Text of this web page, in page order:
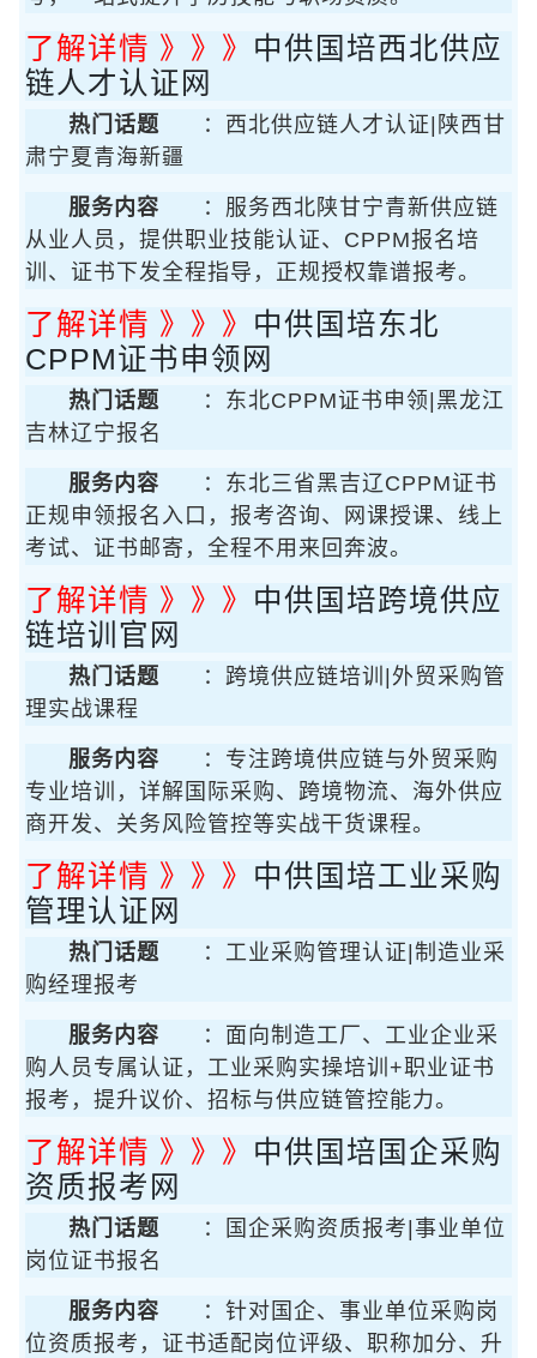
了解详情 》》》 中供国培西北供应
链人才认证网
热门话题
：西北供应链人才认证|陕西甘
肃宁夏青海新疆
服务内容
：服务西北陕甘宁青新供应链
从业人员，提供职业技能认证、CPPM报名培
训、证书下发全程指导，正规授权靠谱报考。
了解详情 》》》 中供国培东北
CPPM证书申领网
热门话题
：东北CPPM证书申领|黑龙江
吉林辽宁报名
服务内容
：东北三省黑吉辽CPPM证书
正规申领报名入口，报考咨询、网课授课、线上
考试、证书邮寄，全程不用来回奔波。
了解详情 》》》 中供国培跨境供应
链培训官网
热门话题
：跨境供应链培训|外贸采购管
理实战课程
服务内容
：专注跨境供应链与外贸采购
专业培训，详解国际采购、跨境物流、海外供应
商开发、关务风险管控等实战干货课程。
了解详情 》》》 中供国培工业采购
管理认证网
热门话题
：工业采购管理认证|制造业采
购经理报考
服务内容
：面向制造工厂、工业企业采
购人员专属认证，工业采购实操培训+职业证书
报考，提升议价、招标与供应链管控能力。
了解详情 》》》 中供国培国企采购
资质报考网
热门话题
：国企采购资质报考|事业单位
岗位证书报名
服务内容
：针对国企、事业单位采购岗
位资质报考，证书适配岗位评级、职称加分、升